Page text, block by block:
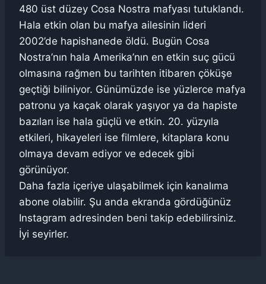
480 üst düzey Cosa Nostra mafyası tutuklandı.
Hala etkin olan bu mafya ailesinin lideri
2002’de hapishanede öldü. Bugün Cosa
Nostra’nın hala Amerika’nın en etkin suç gücü
olmasına rağmen bu tarihten itibaren çöküşe
geçtiği biliniyor. Günümüzde ise yüzlerce mafya
patronu ya kaçak olarak yaşıyor ya da hapiste
bazıları ise hala güçlü ve etkin. 20. yüzyıla
etkileri, hikayeleri ise filmlere, kitaplara konu
olmaya devam ediyor ve edecek gibi
görünüyor.
Daha fazla içeriye ulaşabilmek için kanalıma
abone olabilir. Şu anda ekranda gördüğünüz
Instagram adresinden beni takip edebilirsiniz.
İyi seyirler.